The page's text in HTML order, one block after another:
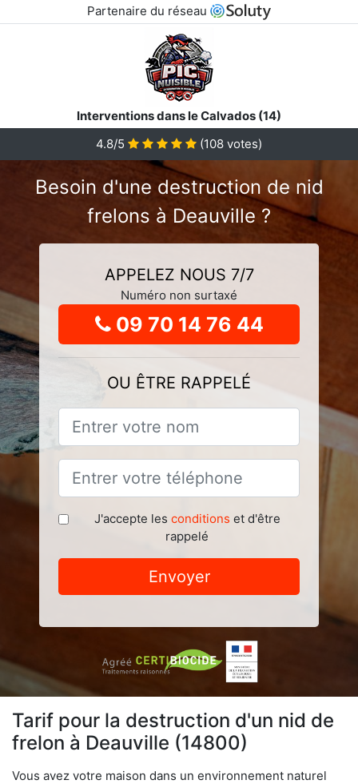
Partenaire du réseau
Interventions dans le Calvados (14)
4.8/5 (108 votes)
Besoin d'une destruction de nid
frelons à Deauville ?
APPELEZ NOUS 7/7
Numéro non surtaxé
09 70 14 76 44
OU ÊTRE RAPPELÉ
J'accepte les conditions et d'être
rappelé
Envoyer
Tarif pour la destruction d'un nid de
frelon à Deauville (14800)
Vous avez votre maison dans un environnement naturel